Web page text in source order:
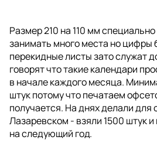
Размер 210 на 110 мм
занимать много места но цифры
перекидные листы зато служат
говорят что такие календари
в начале каждого месяца.
штук потому что печатаем
получается. На днях делали для
Лазаревском - взяли 1500 штук
на следующий год.